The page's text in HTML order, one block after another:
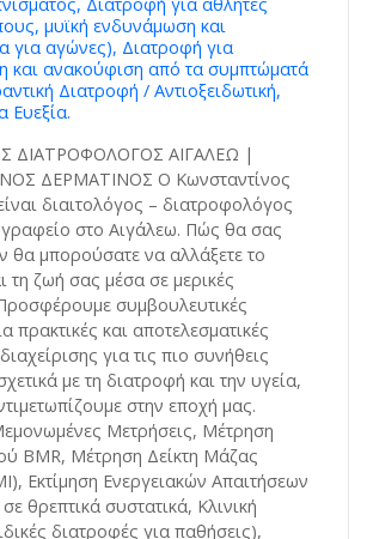
Διατροφή για αθλητές
μυϊκή ενδυνάμωση και
για αγώνες), Διατροφή για
και ανακούφιση από τα συμπτώματά
Διατροφή / Αντιοξειδωτική,
Ευεξία.
ΔΙΑΤΡΟΦΟΛΟΓΟΣ ΑΙΓΑΛΕΩ |
ΔΕΡΜΑΤΙΝΟΣ Ο Κωνσταντίνος
διαιτολόγος – διατροφολόγος
γραφείο στο Αιγάλεω. Πώς θα σας
θα μπορούσατε να αλλάξετε το
τη ζωή σας μέσα σε μερικές
συμβουλευτικές
πρακτικές και αποτελεσματικές
για τις πιο συνήθεις
με τη διατροφή και την υγεία,
στην εποχή μας.
Μετρήσεις, Μέτρηση
BMR, Μέτρηση Δείκτη Μάζας
Εκτίμηση Ενεργειακών Απαιτήσεων
θρεπτικά συστατικά, Κλινική
διατροφές για παθήσεις),